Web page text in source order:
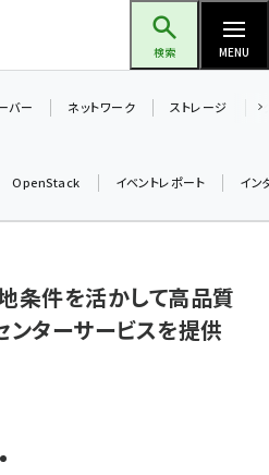
検索 MENU
仲間と築いた勝利の絆～ (2338)
バー ネットワーク ストレージ
OpenStack イベントレポート イン
条件を活かして高品質
ンターサービスを提供